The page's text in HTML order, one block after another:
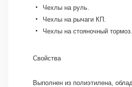
Чехлы на руль.
Чехлы на рычаги КП.
Чехлы на стояночный тормоз.
Свойства
Выполнен из полиэтилена,